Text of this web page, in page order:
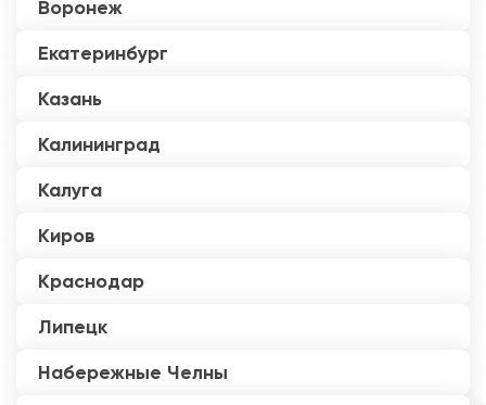
Воронеж
Екатеринбург
Казань
Калининград
Калуга
Киров
Краснодар
Липецк
Набережные Челны